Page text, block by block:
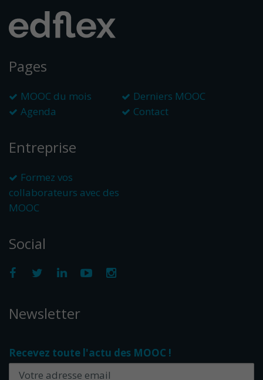
Pages
MOOC du mois
Derniers MOOC
Agenda
Contact
Entreprise
Formez vos
collaborateurs avec des
MOOC
Social
Newsletter
Recevez toute l'actu des MOOC !